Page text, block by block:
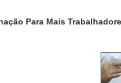
Para Mais